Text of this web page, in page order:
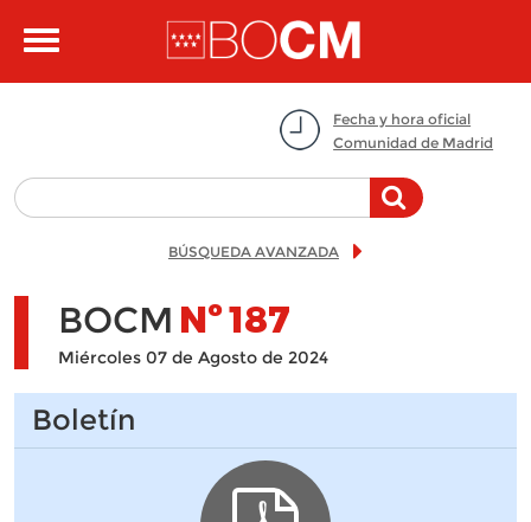
Toggle
Fecha y hora oficial
Comunidad de Madrid
BÚSQUEDA AVANZADA
BOCM Nº187
Miércoles 07 de Agosto de 2024
Boletín